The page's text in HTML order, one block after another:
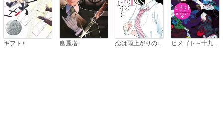
ギフト± 幽麗塔 ヒメゴト～十九歳の制服～